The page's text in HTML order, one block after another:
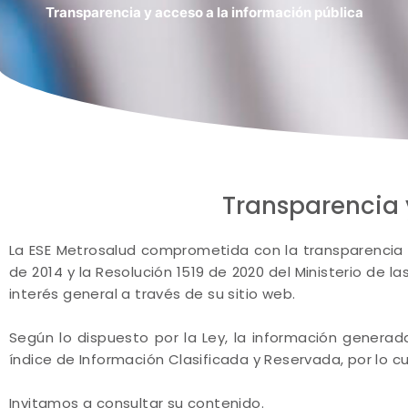
Transparencia y acceso a la información pública
Transparencia
La ESE Metrosalud comprometida con la
de 2014 y la Resolución 1519 de 2020 del Ministerio
interés general a través de su sitio web.
Según lo dispuesto por la Ley, la información
índice de Información Clasificada y Reservada, por lo
Invitamos a consultar su contenido.